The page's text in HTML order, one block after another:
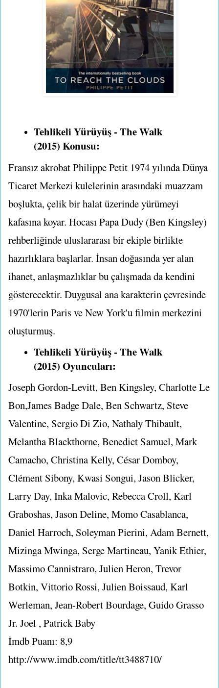
Tehlikeli Yürüyüş - The Walk
(2015) Konusu:
Fransız akrobat Philippe Petit 1974 yılında Dünya
Ticaret Merkezi kulelerinin arasındaki muazzam
boşlukta, çelik bir halat üzerinde yürümeyi
kafasına koyar. Hocası Papa Dudy (Ben Kingsley)
rehberliğinde uluslararası bir ekiple birlikte
hazırlıklara başlarlar. İnsan doğasında yer alan
ihanet, anlaşmazlıklar bu çalışmada da kendini
gösterecektir. Duygusal ana karakterin çevresinde
1970'lerin Paris ve New York'u filmin merkezini
oluşturmuş.
Tehlikeli Yürüyüş - The Walk
(2015) Oyuncuları:
Joseph Gordon-Levitt, Ben Kingsley, Charlotte Le
Bon,James Badge Dale, Ben Schwartz, Steve
Valentine, Sergio Di Zio, Nathaly Thibault,
Melantha Blackthorne, Benedict Samuel, Mark
Camacho, Christina Kelly, César Domboy,
Clément Sibony, Kwasi Songui, Jason Blicker,
Larry Day, Inka Malovic, Rebecca Croll, Karl
Graboshas, Jason Deline, Momo Casablanca,
Daniel Harroch, Soleyman Pierini, Adam Bernett,
Mizinga Mwinga, Serge Martineau, Yanik Ethier,
Massimo Cannistraro, Julien Heron, Trevor
Botkin, Vittorio Rossi, Julien Boissaud, Karl
Werleman, Jean-Robert Bourdage, Guido Grasso
Jr. Joel , Patrick Baby
İmdb Puanı: 8,9
http://www.imdb.com/title/tt3488710/